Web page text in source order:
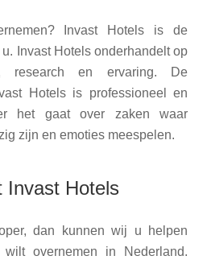
Invast Hotels is de
Invast Hotels onderhandelt op
research en ervaring. De
Hotels is professioneel en
het gaat over zaken waar
zijn en emoties meespelen.
Invast Hotels
dan kunnen wij u helpen
overnemen in Nederland.